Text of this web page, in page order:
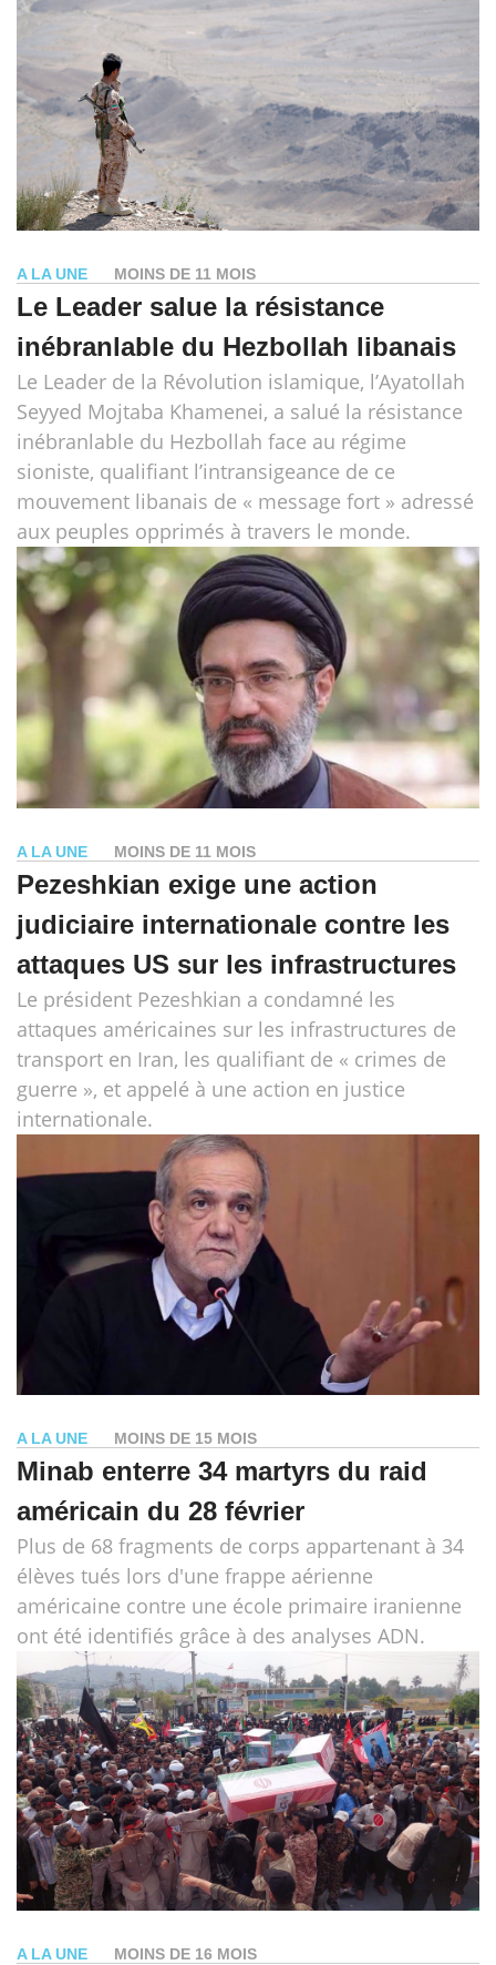
A LA UNE MOINS DE 11 MOIS
Le Leader salue la résistance
inébranlable du Hezbollah libanais
Le Leader de la Révolution islamique, l’Ayatollah
Seyyed Mojtaba Khamenei, a salué la résistance
inébranlable du Hezbollah face au régime
sioniste, qualifiant l’intransigeance de ce
mouvement libanais de « message fort » adressé
aux peuples opprimés à travers le monde.
A LA UNE MOINS DE 11 MOIS
Pezeshkian exige une action
judiciaire internationale contre les
attaques US sur les infrastructures
Le président Pezeshkian a condamné les
attaques américaines sur les infrastructures de
transport en Iran, les qualifiant de « crimes de
guerre », et appelé à une action en justice
internationale.
A LA UNE MOINS DE 15 MOIS
Minab enterre 34 martyrs du raid
américain du 28 février
Plus de 68 fragments de corps appartenant à 34
élèves tués lors d'une frappe aérienne
américaine contre une école primaire iranienne
ont été identifiés grâce à des analyses ADN.
A LA UNE MOINS DE 16 MOIS